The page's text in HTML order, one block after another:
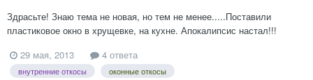
Здрасьте! Знаю тема не новая, но тем не менее.....Поставили
пластиковое окно в хрущевке, на кухне. Апокалипсис настал!!!
окном и стеной (старой) расстояние где то сантиметров 8-12. Что
придумать, кто посоветует?! Так чтобы не сильн...
29 мая, 2013 4 ответа
внутренние откосы оконные откосы